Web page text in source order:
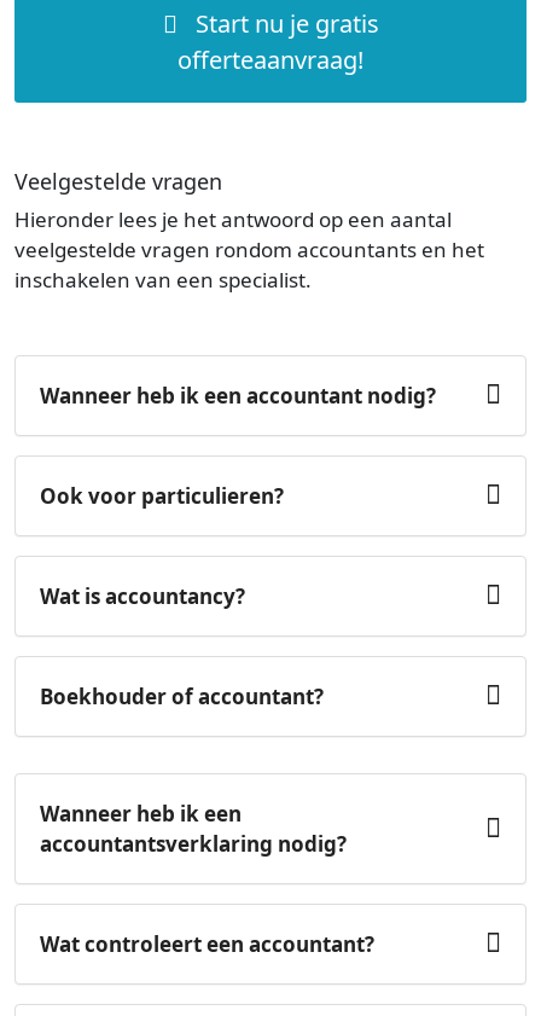
Start nu je gratis
offerteaanvraag!
Veelgestelde vragen
Hieronder lees je het antwoord op een aantal
veelgestelde vragen rondom accountants en het
inschakelen van een specialist.
Wanneer heb ik een accountant nodig?
Ook voor particulieren?
Wat is accountancy?
Boekhouder of accountant?
Wanneer heb ik een
accountantsverklaring nodig?
Wat controleert een accountant?